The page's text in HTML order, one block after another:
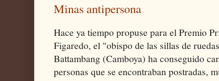
Minas antipersona
Hace ya tiempo propuse para el Premio
Figaredo, el "obispo de las sillas de
Battambang (Camboya) ha conseguido
personas que se encontraban postradas,